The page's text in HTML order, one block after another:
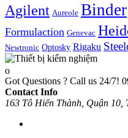
Agilent Aureole Binder
Formulaction Genevac
Newtronic Optosky Rigaku
Got Questions ? Call us 24/7!
Contact Info
163 Tô Hiến Thành, Quận 10,